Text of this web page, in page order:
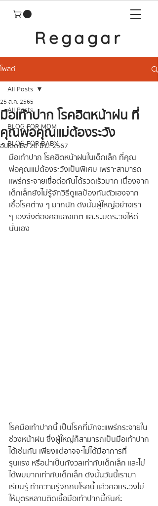
Regagar
โพสต์
All Posts
BLOG FOR MOM
BLOG FOR BABY
All Posts
มือเท้าปาก โรคฮิตหน้าฝน ที่
คุณพ่อคุณแม่ต้องระวัง
25 ส.ค. 2565
อัปเดตเมื่อ20 มิ.ย. 2567
มือเท้าปาก โรคฮิตหน้าฝนในเด็กเล็ก ที่คุณ
พ่อคุณแม่ต้องระวังเป็นพิเศษ เพราะสามารถ
แพร่กระจายเชื้อต่อกันได้รวดเร็วมาก เนื่องจาก
เด็กเล็กยังไม่รู้จักวิธีดูแลป้องกันตัวเองจาก
เชื้อโรคต่าง ๆ มากนัก ดังนั้นผู้ใหญ่อย่างเรา
ๆ เองจึงต้องคอยสังเกต และระมัดระวังให้ดี
นั่นเอง
โรคมือเท้าปากนี้ เป็นโรคที่มักจะแพร่กระจายใน
ช่วงหน้าฝน ซึ่งผู้ใหญ่ก็สามารถเป็นมือเท้าปาก
ได้เช่นกัน เพียงแต่อาจจะไม่ได้มีอาการที่
รุนแรง หรือน่าเป็นกังวลเท่ากับเด็กเล็ก และไม่
ได้พบมากเท่ากับเด็กเล็ก ดังนั้นวันนี้เรามา
เรียนรู้ ทำความรู้จักกับโรคนี้ แล้วคอยระวังไม่
ให้บุตรหลานติดเชื้อมือเท้าปากนี้กันค่ะ